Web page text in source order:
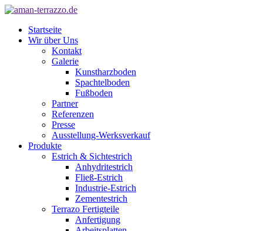
Startseite
Wir über Uns
Kontakt
Galerie
Kunstharzboden
Spachtelboden
Fußboden
Partner
Referenzen
Presse
Ausstellung-Werksverkauf
Produkte
Estrich & Sichtestrich
Anhydritestrich
Fließ-Estrich
Industrie-Estrich
Zementestrich
Terrazo Fertigteile
Anfertigung